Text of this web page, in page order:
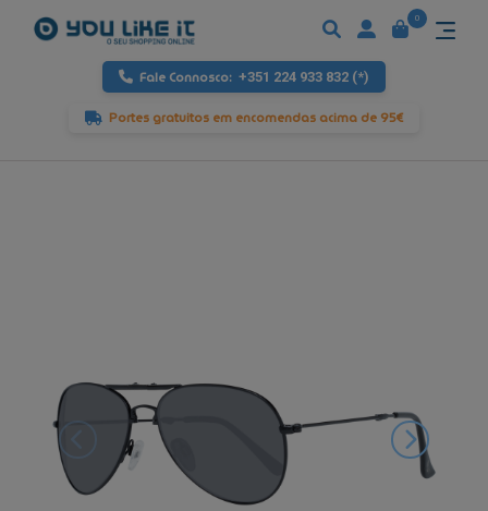
Fale Connosco: +351 224 933 832 (*)
Portes gratuitos em encomendas acima de 95€
0